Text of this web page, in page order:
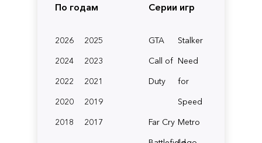
По годам
2026
2025
2024
2023
2022
2021
2020
2019
2018
2017
Серии игр
GTA
Stalker
Call of
Duty
Need
for
Speed
Far Cry Metro